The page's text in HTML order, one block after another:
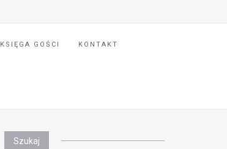
KSIĘGA GOŚCI KONTAKT
Szukaj